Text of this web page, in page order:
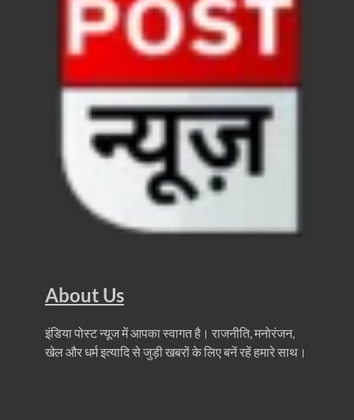
धरती का स्वास्थ्य सही रहेगा तभी बची रहेगी सृष्टिः योगी
4 Years Achievements Of Uttarakhand
AIIMS Rishikesh: केन्द्रीय स्वास्थ्य मंत्री जेपी नड्डा से
Kashi Tamil Sangamm: भारत सरकार भाषाई
Ayushman Yojana: मुख्यमंत्री ने 142 नवनियुक्त
Mutul Fund SIP: सिर्फ 2000 महीने जमा करके कैसे बन
Vande Matram In Parilament: वंदे मातरम पर संसद में
Skill Development & Polytechnic Courses:
Haridwar Kumbh: हरिद्वार में होने वाले कुंभ को लेकर बोले
About Us
इंडिया पोस्ट न्यूज में आपका स्वागत है। राजनीति, मनोरंजन,
खेल और धर्म इत्यादि से जुड़ी खबरों के लिए बनें रहें हमारे साथ।